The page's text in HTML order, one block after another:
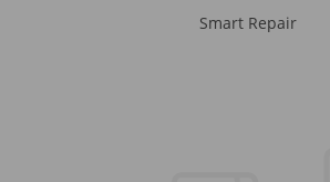
Smart Repair